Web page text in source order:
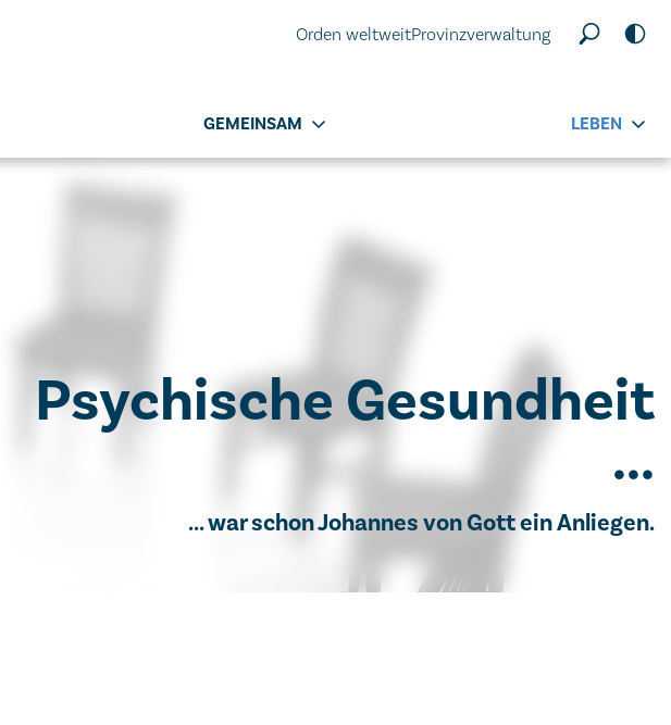
Orden weltweitProvinzverwaltung
GEMEINSAM LEBEN
Psychische Gesundheit
...
... war schon Johannes von Gott ein Anliegen.